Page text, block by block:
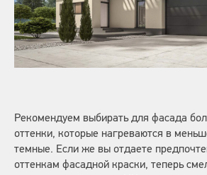
Рекомендуем выбирать для фасада
оттенки, которые нагреваются в
темные. Если же вы отдаете
оттенкам фасадной краски, теперь